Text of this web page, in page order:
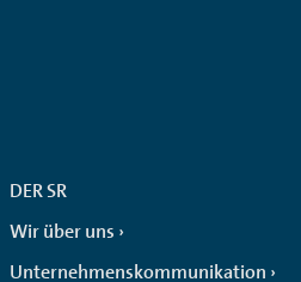
DER SR
Wir über uns
Unternehmenskommunikation